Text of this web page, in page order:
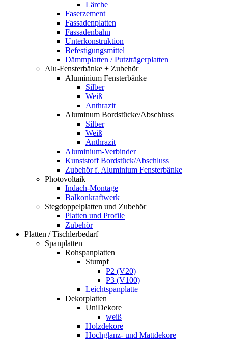
Lärche
Faserzement
Fassadenplatten
Fassadenbahn
Unterkonstruktion
Befestigungsmittel
Dämmplatten / Putzträgerplatten
Alu-Fensterbänke + Zubehör
Aluminium Fensterbänke
Silber
Weiß
Anthrazit
Aluminum Bordstücke/Abschluss
Silber
Weiß
Anthrazit
Aluminium-Verbinder
Kunststoff Bordstück/Abschluss
Zubehör f. Aluminium Fensterbänke
Photovoltaik
Indach-Montage
Balkonkraftwerk
Stegdoppelplatten und Zubehör
Platten und Profile
Zubehör
Platten / Tischlerbedarf
Spanplatten
Rohspanplatten
Stumpf
P2 (V20)
P3 (V100)
Leichtspanplatte
Dekorplatten
UniDekore
weiß
Holzdekore
Hochglanz- und Mattdekore